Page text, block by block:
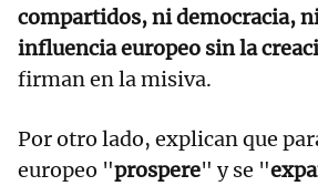
compartidos, ni democracia,
influencia europeo sin la
firman en la misiva.
Por otro lado, explican que
europeo "prospere" y se "